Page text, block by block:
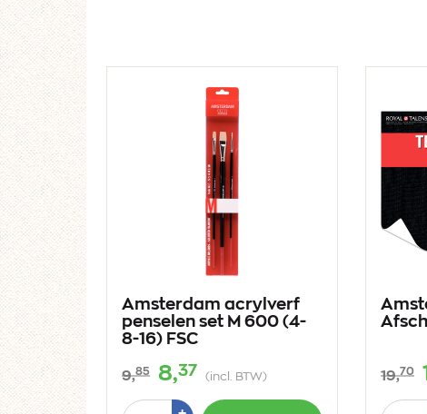
Amsterdam acrylverf
penselen set M 600 (4-
8-16) FSC
9,85 8,37 (incl. BTW)
Aantal
19,70
Aantal